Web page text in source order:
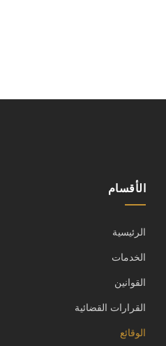
الأقسام
الرئيسية
الخدمات
القوانين
القرارات القضائية
الوقائع